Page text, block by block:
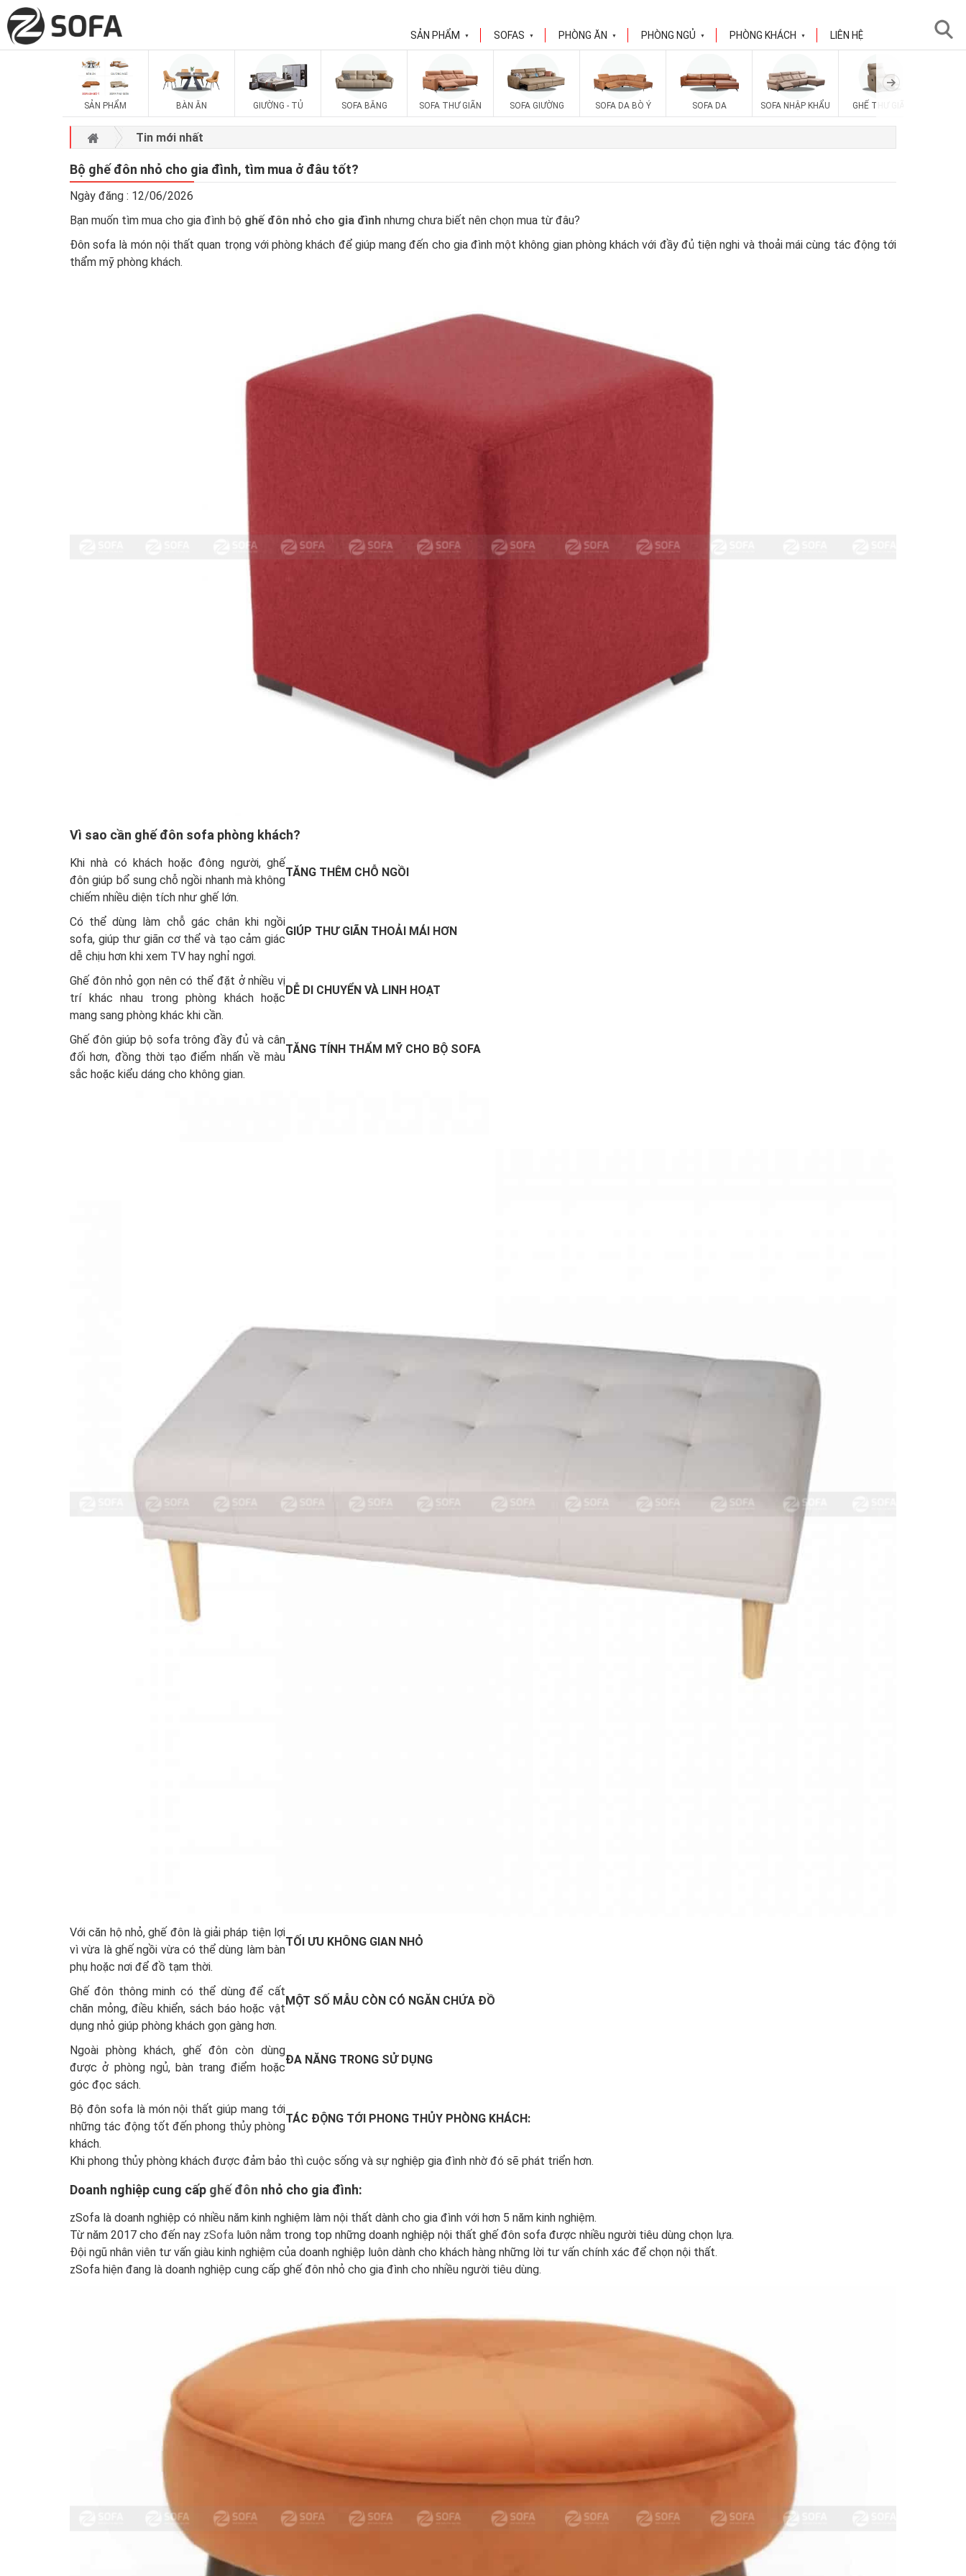
SẢN PHẨM ▼ SOFAS ▼ PHÒNG ĂN ▼ PHÒNG NGỦ ▼ PHÒNG KHÁCH ▼ LIÊN HỆ
SẢN PHẨM BÀN ĂN GIƯỜNG - TỦ SOFA BĂNG SOFA THƯ GIÃN SOFA GIƯỜNG SOFA DA BÒ Ý SOFA DA SOFA NHẬP KHẨU GHẾ THƯ GIÃN
Tin mới nhất
Bộ ghế đôn nhỏ cho gia đình, tìm mua ở đâu tốt?
Ngày đăng : 12/06/2026
Bạn muốn tìm mua cho gia đình bộ ghế đôn nhỏ cho gia đình nhưng chưa biết nên chọn mua từ đâu?
Đôn sofa là món nội thất quan trọng với phòng khách để giúp mang đến cho gia đình một không gian phòng khách với đầy đủ tiện nghi và thoải mái cùng tác động tới
thẩm mỹ phòng khách.
Vì sao cần ghế đôn sofa phòng khách?
TĂNG THÊM CHỖ NGỒI
Khi nhà có khách hoặc đông người, ghế
đôn giúp bổ sung chỗ ngồi nhanh mà không
chiếm nhiều diện tích như ghế lớn.
GIÚP THƯ GIÃN THOẢI MÁI HƠN
Có thể dùng làm chỗ gác chân khi ngồi
sofa, giúp thư giãn cơ thể và tạo cảm giác
dễ chịu hơn khi xem TV hay nghỉ ngơi.
DỄ DI CHUYỂN VÀ LINH HOẠT
Ghế đôn nhỏ gọn nên có thể đặt ở nhiều vị
trí khác nhau trong phòng khách hoặc
mang sang phòng khác khi cần.
TĂNG TÍNH THẨM MỸ CHO BỘ SOFA
Ghế đôn giúp bộ sofa trông đầy đủ và cân
đối hơn, đồng thời tạo điểm nhấn về màu
sắc hoặc kiểu dáng cho không gian.
TỐI ƯU KHÔNG GIAN NHỎ
Với căn hộ nhỏ, ghế đôn là giải pháp tiện lợi
vì vừa là ghế ngồi vừa có thể dùng làm bàn
phụ hoặc nơi để đồ tạm thời.
MỘT SỐ MẪU CÒN CÓ NGĂN CHỨA ĐỒ
Ghế đôn thông minh có thể dùng để cất
chăn mỏng, điều khiển, sách báo hoặc vật
dụng nhỏ giúp phòng khách gọn gàng hơn.
ĐA NĂNG TRONG SỬ DỤNG
Ngoài phòng khách, ghế đôn còn dùng
được ở phòng ngủ, bàn trang điểm hoặc
góc đọc sách.
TÁC ĐỘNG TỚI PHONG THỦY PHÒNG KHÁCH:
Bộ đôn sofa là món nội thất giúp mang tới
những tác động tốt đến phong thủy phòng
khách.
Khi phong thủy phòng khách được đảm bảo thì cuộc sống và sự nghiệp gia đình nhờ đó sẽ phát triển hơn.
Doanh nghiệp cung cấp ghế đôn nhỏ cho gia đình:
zSofa là doanh nghiệp có nhiều năm kinh nghiệm làm nội thất dành cho gia đình với hơn 5 năm kinh nghiệm.
Từ năm 2017 cho đến nay zSofa luôn nằm trong top những doanh nghiệp nội thất ghế đôn sofa được nhiều người tiêu dùng chọn lựa.
Đội ngũ nhân viên tư vấn giàu kinh nghiệm của doanh nghiệp luôn dành cho khách hàng những lời tư vấn chính xác để chọn nội thất.
zSofa hiện đang là doanh nghiệp cung cấp ghế đôn nhỏ cho gia đình cho nhiều người tiêu dùng.